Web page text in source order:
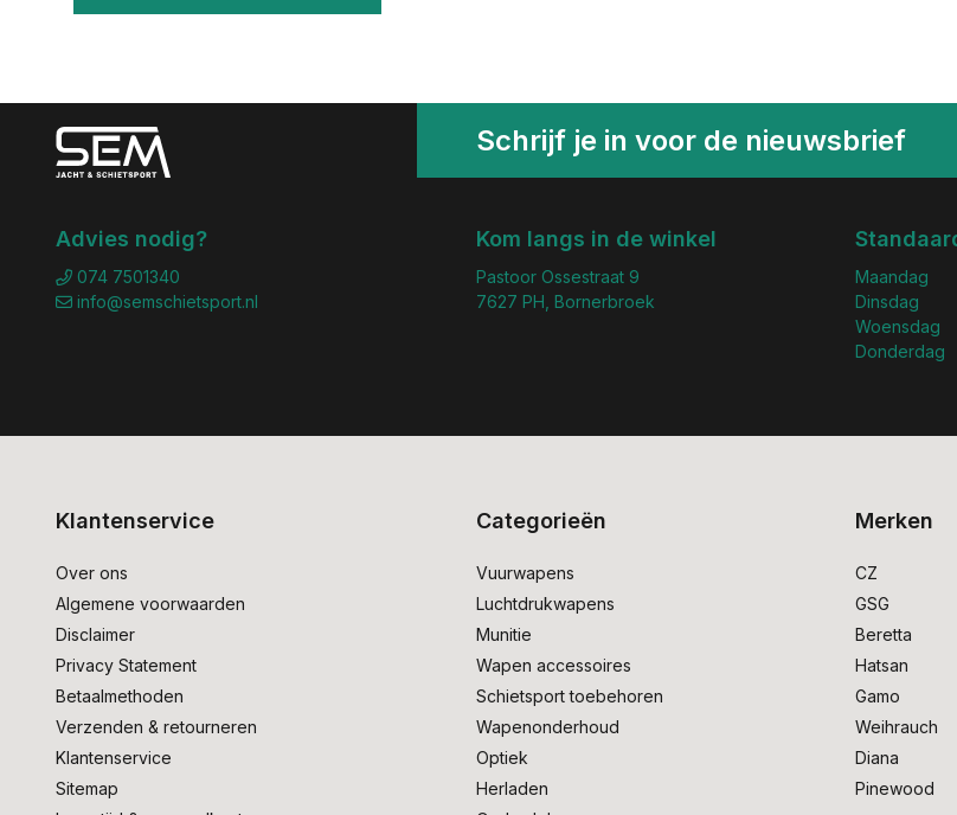
Schrijf je in voor de nieuwsbrief
Advies nodig?
074 7501340
info@semschietsport.nl
Kom langs in de winkel
Pastoor Ossestraat 9
7627 PH, Bornerbroek
Maandag
Dinsdag
Woensdag
Donderdag
Klantenservice
Over ons
Algemene voorwaarden
Disclaimer
Privacy Statement
Betaalmethoden
Verzenden & retourneren
Klantenservice
Sitemap
Categorieën
Vuurwapens
Luchtdrukwapens
Munitie
Wapen accessoires
Schietsport toebehoren
Wapenonderhoud
Optiek
Herladen
Merken
CZ
GSG
Beretta
Hatsan
Gamo
Weihrauch
Diana
Pinewood